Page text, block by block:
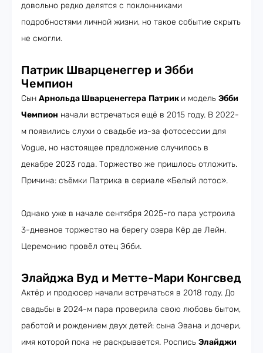
довольно редко делятся с поклонниками
подробностями личной жизни, но такое событие скрыть
не смогли.
Патрик Шварценеггер и Эбби
Чемпион
Сын Арнольда Шварценеггера Патрик и модель Эбби
Чемпион начали встречаться ещё в 2015 году. В 2022-
м появились слухи о свадьбе из-за фотосессии для
Vogue, но настоящее предложение случилось в
декабре 2023 года. Торжество же пришлось отложить.
Причина: съёмки Патрика в сериале «Белый лотос».
Однако уже в начале сентября 2025-го пара устроила
3-дневное торжество на берегу озера Кёр де Лейн.
Церемонию провёл отец Эбби.
Элайджа Вуд и Метте-Мари Конгсвед
Актёр и продюсер начали встречаться в 2018 году. До
свадьбы в 2024-м пара проверила свою любовь бытом,
работой и рождением двух детей: сына Эвана и дочери,
имя которой пока не раскрывается. Роспись Элайджи